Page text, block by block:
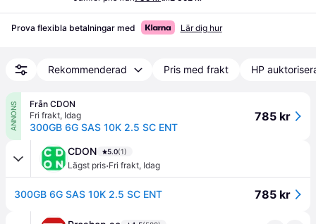
Prova flexibla betalningar med Lär dig hur
Rekommenderad Pris med frakt HP
ANNONS
Från CDON
Fri frakt, Idag
300GB 6G SAS 10K 2.5 SC ENT
785 kr
CDON 5.0(1)
Lägst pris·Fri frakt, Idag
300GB 6G SAS 10K 2.5 SC ENT 785 kr